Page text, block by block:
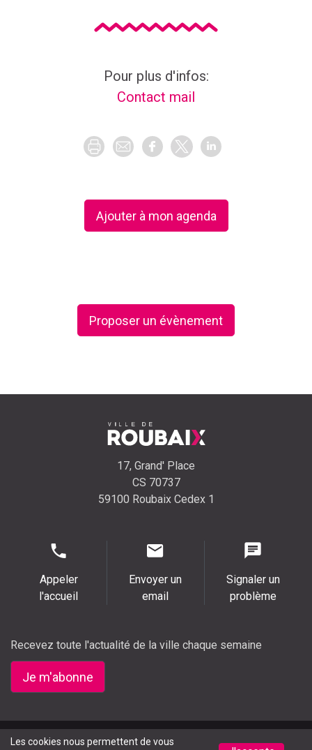
Liens pour s'inscrire ou réserver à cet
Pour plus d'infos:
Contact mail
Ajouter à mon agenda
Proposer un évènement
17, Grand' Place
CS 70737
59100 Roubaix Cedex 1
Appeler
l'accueil
Envoyer un
email
Signaler un
problème
Recevez toute l'actualité de la ville chaque semaine
Je m'abonne
Mentions légales Presse Accessibilité (partiellement
Les cookies nous permettent de vous